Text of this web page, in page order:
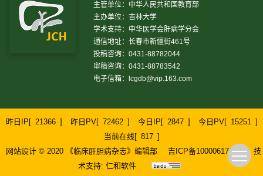
主管单位：中华人民共和国教育部
主办单位：吉林大学
学术支持：中华医学会肝病学分会
通信地址：长春市新疆街461号
投稿咨询：0431-88782044
审稿咨询：0431-88783542
电子信箱：
lcgdb@vip.163.com
昨日IP[ 21366 ] 昨日PV[ 72462 ] 今日IP[ 2847 ] 今日PV[ 15251 ]
当前在线[ 817 ]
网站设计 © 2020 《临床肝胆病杂志》编辑部
吉ICP备10000617号-1
技
术支持: 仁和软件